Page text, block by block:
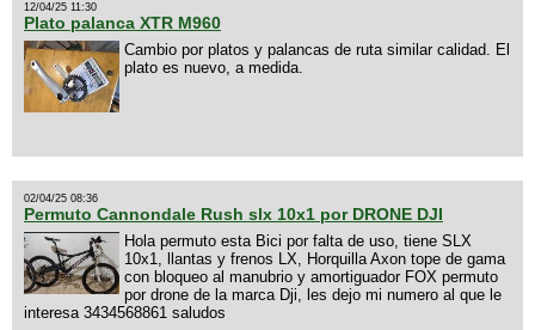
12/04/25 11:30
Plato palanca XTR M960
Cambio por platos y palancas de ruta similar calidad. El
plato es nuevo, a medida.
02/04/25 08:36
Permuto Cannondale Rush slx 10x1 por DRONE DJI
Hola permuto esta Bici por falta de uso, tiene SLX
10x1, llantas y frenos LX, Horquilla Axon tope de gama
con bloqueo al manubrio y amortiguador FOX permuto
por drone de la marca Dji, les dejo mi numero al que le
interesa 3434568861 saludos